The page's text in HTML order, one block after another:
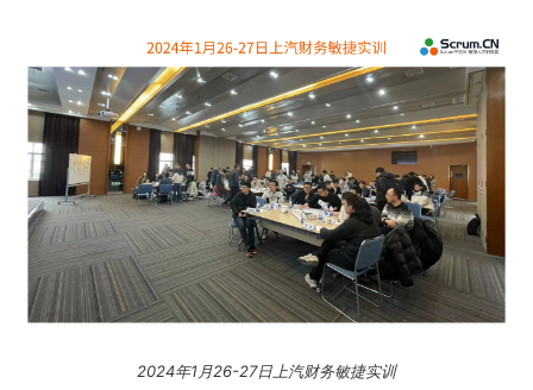
2024年1月26-27日上汽财务敏捷实训